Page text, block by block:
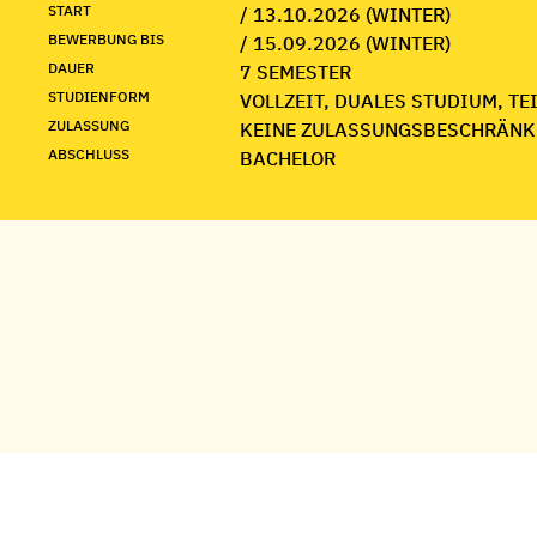
START / 13.10.2026 (WINTER)
BEWERBUNG BIS / 15.09.2026 (WINTER)
DAUER 7 SEMESTER
STUDIENFORM VOLLZEIT, DUALES STUDIUM,
ZULASSUNG KEINE
ABSCHLUSS BACHELOR